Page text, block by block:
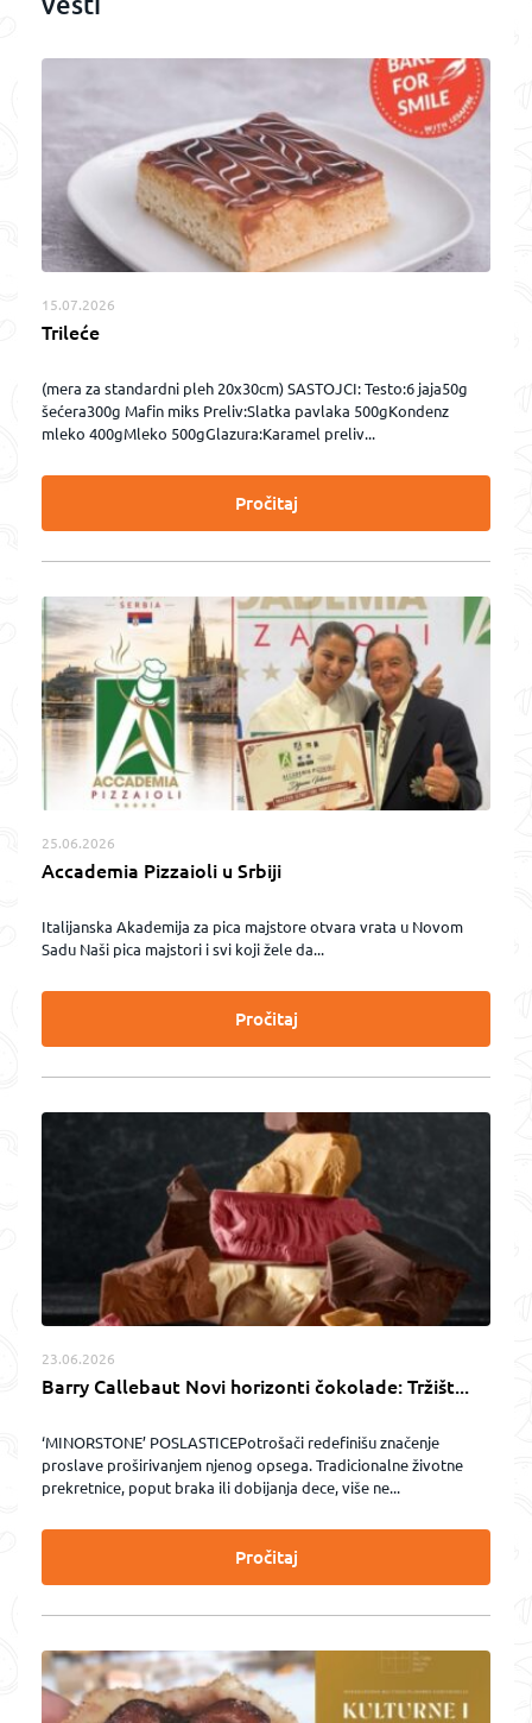
15.07.2026
Trileće
(mera za standardni pleh 20x30cm) SASTOJCI: Testo:6 jaja50g
šećera300g Mafin miks Preliv:Slatka pavlaka 500gKondenz
mleko 400gMleko 500gGlazura:Karamel preliv...
Pročitaj
25.06.2026
Accademia Pizzaioli u Srbiji
Italijanska Akademija za pica majstore otvara vrata u Novom
Sadu Naši pica majstori i svi koji žele da...
Pročitaj
23.06.2026
Barry Callebaut Novi horizonti čokolade: Tržišt...
‘MINORSTONE’ POSLASTICEPotrošači redefinišu značenje
proslave proširivanjem njenog opsega. Tradicionalne životne
prekretnice, poput braka ili dobijanja dece, više ne...
Pročitaj